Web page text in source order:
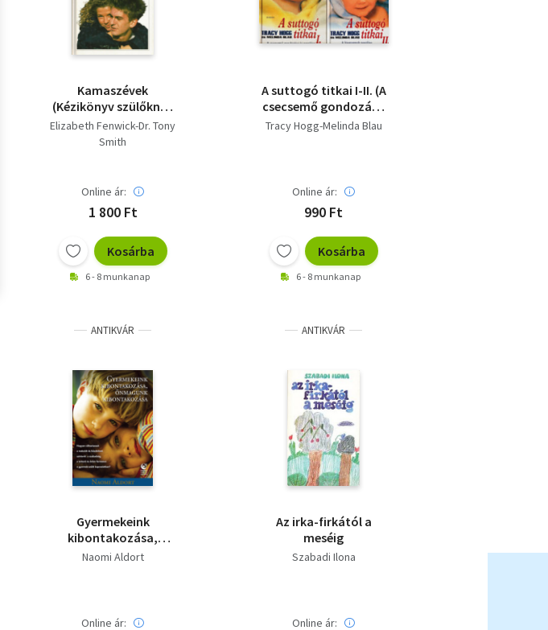
Kamaszévek
(Kézikönyv szülőknek
és serdülőknek)
Elizabeth Fenwick-Dr. Tony
Smith
Online ár:
1 800 Ft
Kosárba
6 - 8 munkanap
A suttogó titkai I-II. (A
csecsemő gondozása
és nevelése - A
Tracy Hogg-Melinda Blau
Online ár:
990 Ft
Kosárba
6 - 8 munkanap
ANTIKVÁR
Gyermekeink
kibontakozása,
önmagunk
Naomi Aldort
Online ár:
ANTIKVÁR
Az irka-firkától a
meséig
Szabadi Ilona
Online ár: